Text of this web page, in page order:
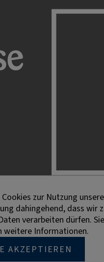
besseren Lesbarkeit
zur Nutzung
dahingehend, dass
verarbeiten dürfen.
weitere Informationen.
AKZEPTIEREN